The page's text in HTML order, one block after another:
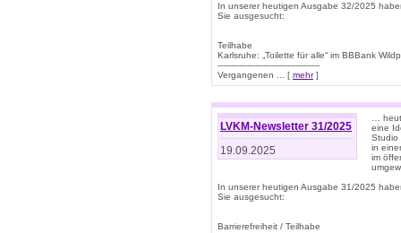
In unserer heutigen Ausgabe 32/2025
Sie ausgesucht:
Teilhabe
Karlsruhe: „Toilette für alle“ im BBBank
--------------------------------------
Vergangenen ... [ mehr]
LVKM-Newsletter 31/2025
19.09.2025
…
eine
Studio
in
im
In unserer heutigen Ausgabe 31/2025
Sie ausgesucht:
Barrierefreiheit / Teilhabe